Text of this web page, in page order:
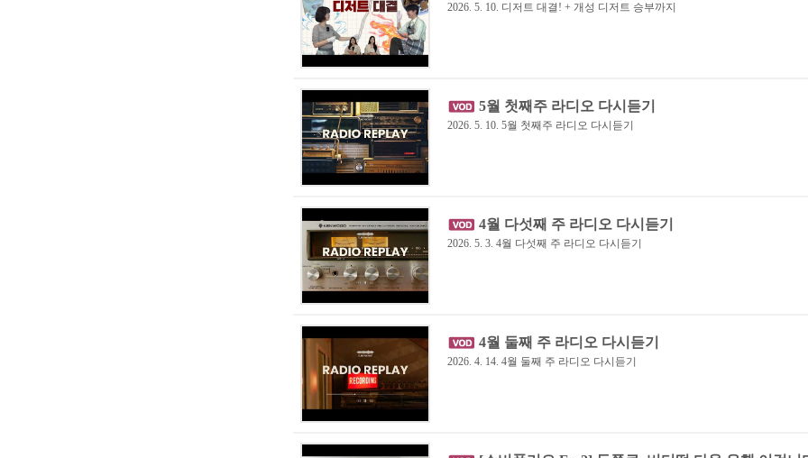
2026. 5. 10. 디저트 대결! + 개성 디저트 승부까지
5월 첫째주 라디오 다시듣기
2026. 5. 10. 5월 첫째주 라디오 다시듣기
4월 다섯째 주 라디오 다시듣기
2026. 5. 3. 4월 다섯째 주 라디오 다시듣기
4월 둘째 주 라디오 다시듣기
2026. 4. 14. 4월 둘째 주 라디오 다시듣기